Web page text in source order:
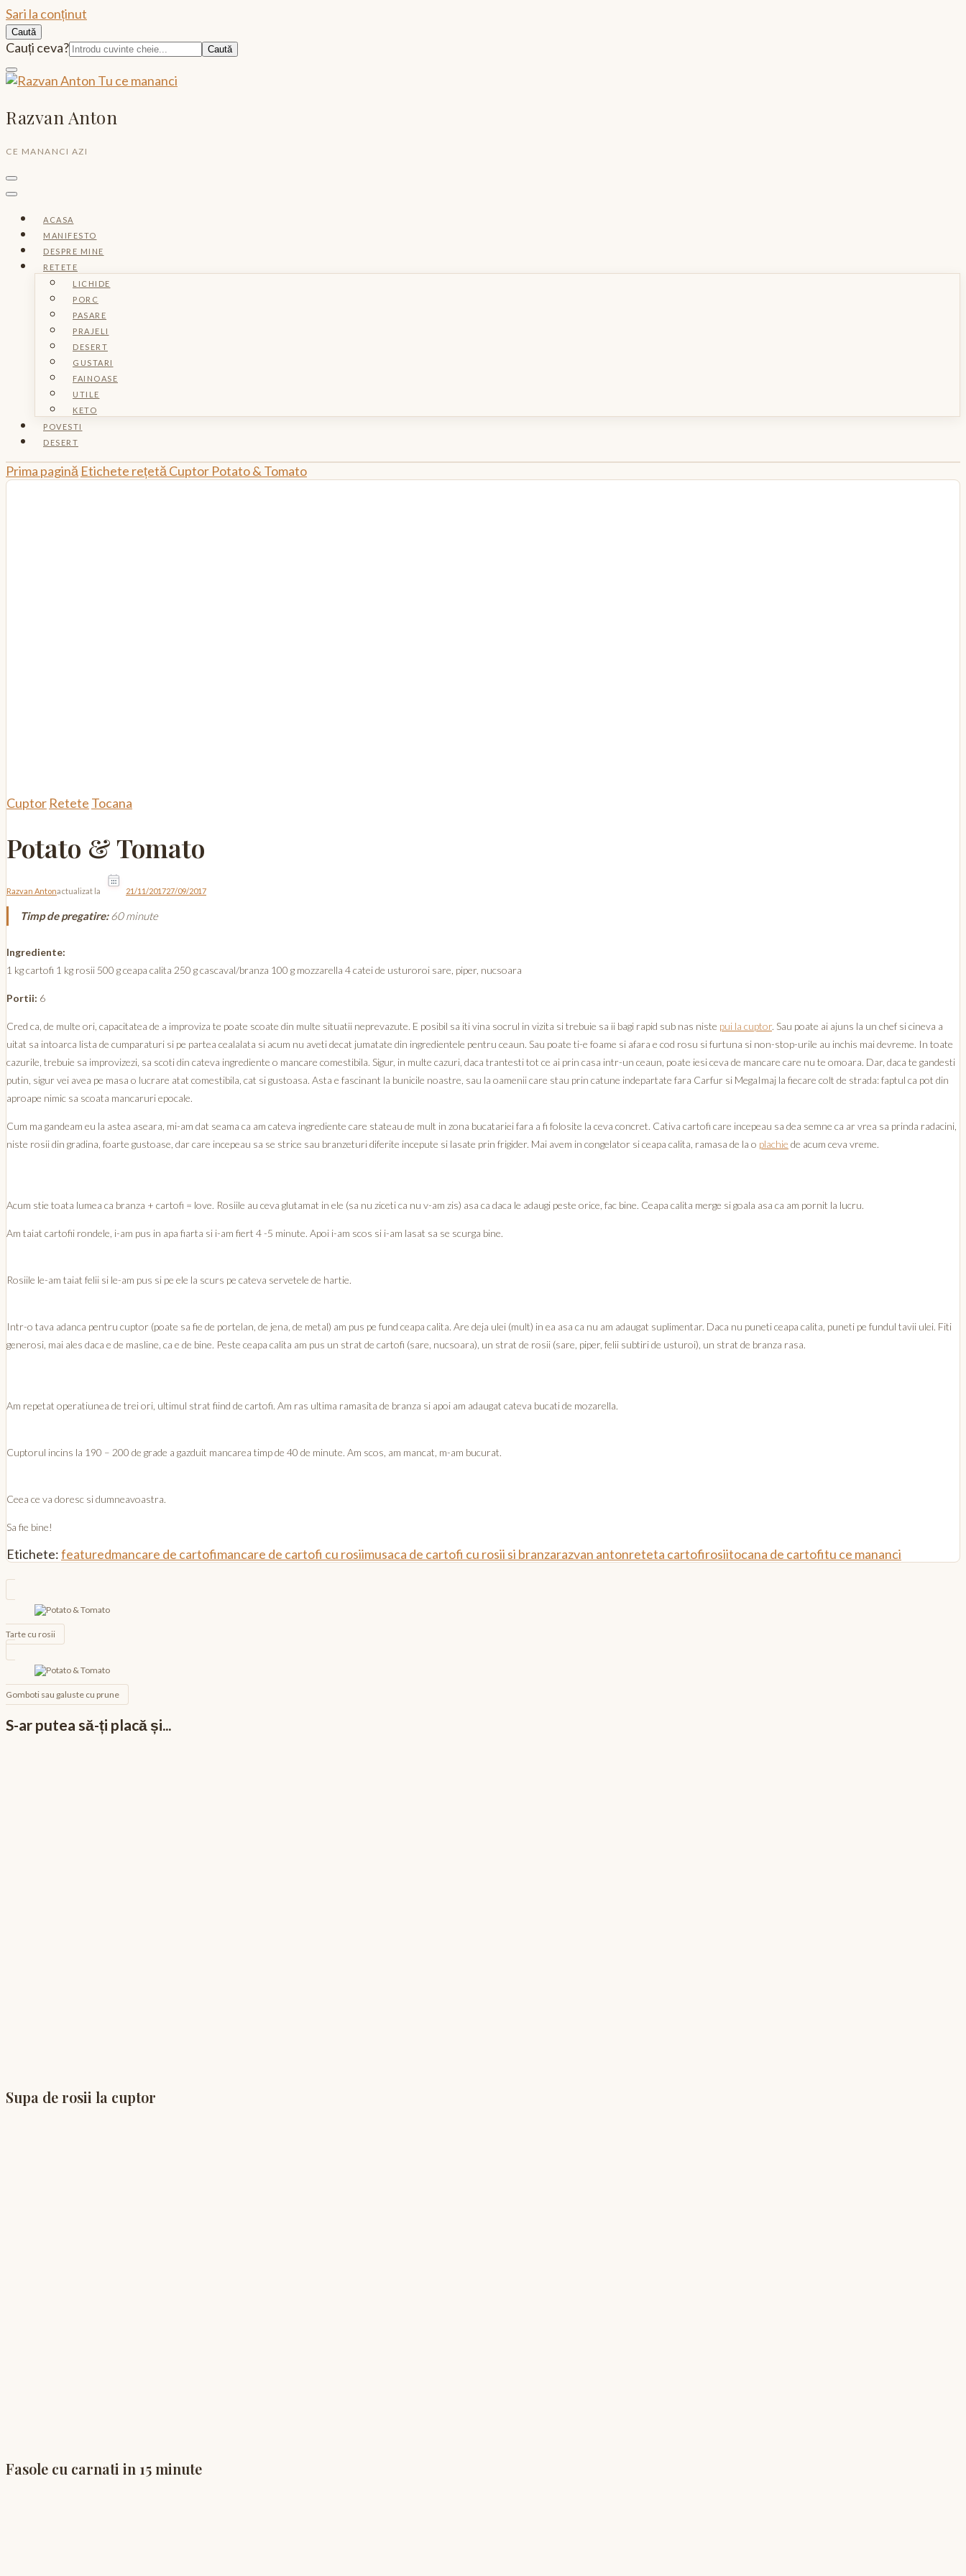
Sari la conținut
Caută
Caută:
Cauți ceva?
Razvan Anton
CE MANANCI AZI
ACASA
MANIFESTO
DESPRE MINE
RETETE
LICHIDE
PORC
PASARE
PRAJELI
DESERT
GUSTARI
FAINOASE
UTILE
KETO
POVESTI
DESERT
Prima pagină Etichete rețetă Cuptor Potato & Tomato
Cuptor Retete Tocana
Potato & Tomato
Razvan Antonactualizat la 21/11/201727/09/2017
Timp de pregatire:60 minute
Ingrediente:
1 kg cartofi 1 kg rosii 500 g ceapa calita 250 g cascaval/branza 100 g mozzarella 4 catei de usturoroi sare, piper, nucsoara
Portii: 6
Cred ca, de multe ori, capacitatea de a improviza te poate scoate din multe situatii neprevazute. E posibil sa iti vina socrul in vizita si trebuie sa ii bagi rapid sub nas niste pui la cuptor. Sau poate ai ajuns la un chef si cineva a
uitat sa intoarca lista de cumparaturi si pe partea cealalata si acum nu aveti decat jumatate din ingredientele pentru ceaun. Sau poate ti-e foame si afara e cod rosu si furtuna si non-stop-urile au inchis mai devreme. In toate
cazurile, trebuie sa improvizezi, sa scoti din cateva ingrediente o mancare comestibila. Sigur, in multe cazuri, daca trantesti tot ce ai prin casa intr-un ceaun, poate iesi ceva de mancare care nu te omoara. Dar, daca te gandesti
putin, sigur vei avea pe masa o lucrare atat comestibila, cat si gustoasa. Asta e fascinant la bunicile noastre, sau la oamenii care stau prin catune indepartate fara Carfur si MegaImaj la fiecare colt de strada: faptul ca pot din
aproape nimic sa scoata mancaruri epocale.
Cum ma gandeam eu la astea aseara, mi-am dat seama ca am cateva ingrediente care stateau de mult in zona bucatariei fara a fi folosite la ceva concret. Cativa cartofi care incepeau sa dea semne ca ar vrea sa prinda radacini,
niste rosii din gradina, foarte gustoase, dar care incepeau sa se strice sau branzeturi diferite incepute si lasate prin frigider. Mai avem in congelator si ceapa calita, ramasa de la o plachie de acum ceva vreme.
Acum stie toata lumea ca branza + cartofi = love. Rosiile au ceva glutamat in ele (sa nu ziceti ca nu v-am zis) asa ca daca le adaugi peste orice, fac bine. Ceapa calita merge si goala asa ca am pornit la lucru.
Am taiat cartofii rondele, i-am pus in apa fiarta si i-am fiert 4 -5 minute. Apoi i-am scos si i-am lasat sa se scurga bine.
Rosiile le-am taiat felii si le-am pus si pe ele la scurs pe cateva servetele de hartie.
Intr-o tava adanca pentru cuptor (poate sa fie de portelan, de jena, de metal) am pus pe fund ceapa calita. Are deja ulei (mult) in ea asa ca nu am adaugat suplimentar. Daca nu puneti ceapa calita, puneti pe fundul tavii ulei. Fiti
generosi, mai ales daca e de masline, ca e de bine. Peste ceapa calita am pus un strat de cartofi (sare, nucsoara), un strat de rosii (sare, piper, felii subtiri de usturoi), un strat de branza rasa.
Am repetat operatiunea de trei ori, ultimul strat fiind de cartofi. Am ras ultima ramasita de branza si apoi am adaugat cateva bucati de mozarella.
Cuptorul incins la 190 – 200 de grade a gazduit mancarea timp de 40 de minute. Am scos, am mancat, m-am bucurat.
Ceea ce va doresc si dumneavoastra.
Sa fie bine!
Etichete:featuredmancare de cartofimancare de cartofi cu rosiimusaca de cartofi cu rosii si branzarazvan antonreteta cartofirosiitocana de cartofitu ce mananci
articole
Tarte cu rosii
Gomboti sau galuste cu prune
S-ar putea să-ți placă și...
Supa de rosii la cuptor
Fasole cu carnati in 15 minute